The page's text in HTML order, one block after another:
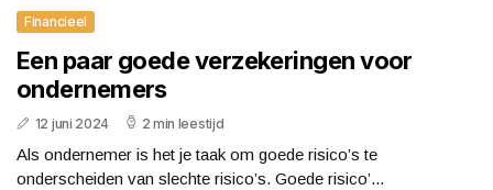
Financieel
Een paar goede verzekeringen voor
ondernemers
12 juni 2024 2 min leestijd
Als ondernemer is het je taak om goede risico’s te
onderscheiden van slechte risico’s. Goede risico’...